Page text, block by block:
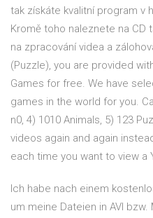
tak získáte kvalitní program v
Kromě toho naleznete na CD
na zpracování videa a
(Puzzle), you are provided
Games for free. We have
games in the world for you.
n0, 4) 1010 Animals, 5) 123
videos again and again
each time you want to view a
Ich habe nach einem
um meine Dateien in AVI